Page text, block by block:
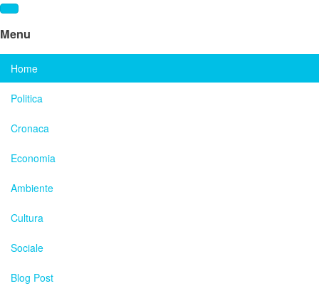
Menu
Home
Politica
Cronaca
Economia
Ambiente
Cultura
Sociale
Blog Post